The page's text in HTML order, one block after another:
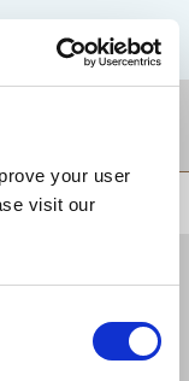
your user
visit our